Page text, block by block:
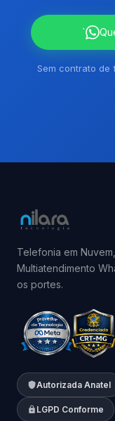
`
Sem contrato de
Telefonia em
Multiatendimento
os portes.
Autorizada Anatel
LGPD Conforme